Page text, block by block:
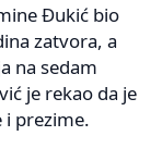
Đukić bio
zatvora, a
na sedam
je rekao da je
prezime.